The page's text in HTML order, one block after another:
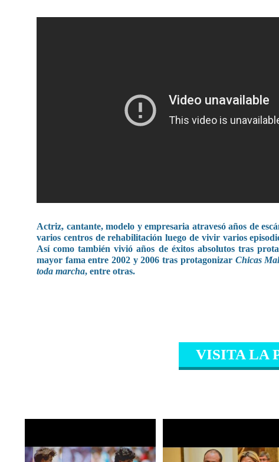
Actriz, cantante, modelo y empresaria atravesó años de
varios centros de rehabilitación luego de vivir varios
Así como también vivió años de éxitos absolutos tras
mayor fama entre 2002 y 2006 tras protagonizar Chicas
toda marcha, entre otras.
VISITA LA